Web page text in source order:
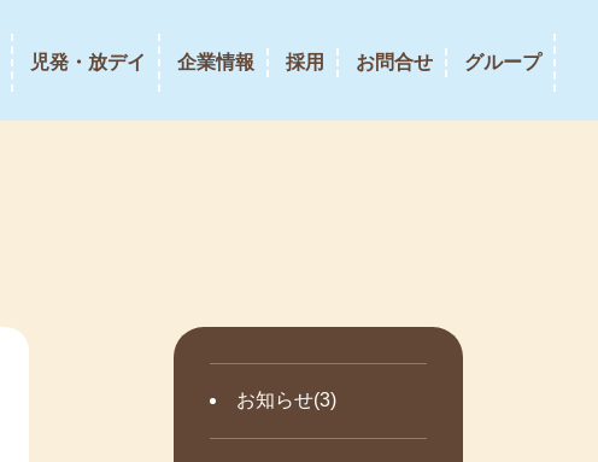
児発・放デイ 企業情報 採用 お問合せ グループ
お知らせ(3)